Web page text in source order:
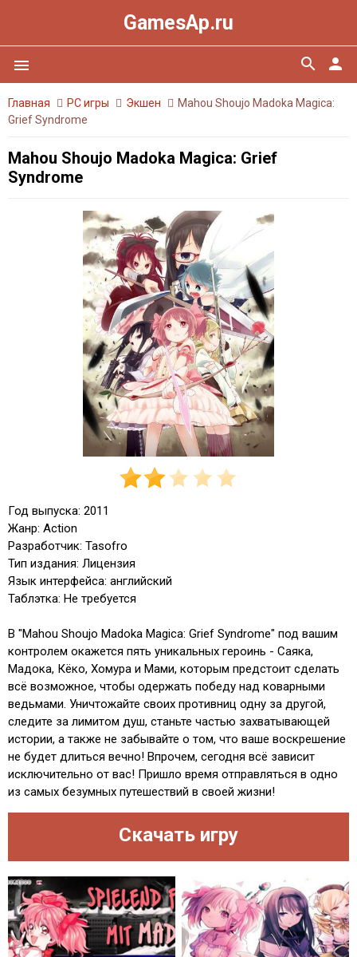
GamesAp.ru
menu person
search
Главная PC игры Экшен
Mahou Shoujo Madoka Magica:
Grief Syndrome
Mahou Shoujo Madoka Magica: Grief
Syndrome
Год выпуска: 2011
Жанр: Action
Разработчик: Tasofro
Тип издания: Лицензия
Язык интерфейса: английский
Таблэтка: Не требуется
В "Mahou Shoujo Madoka Magica: Grief Syndrome" под вашим
контролем окажется пять уникальных героинь - Саяка,
Мадока, Кёко, Хомура и Мами, которым предстоит сделать
всё возможное, чтобы одержать победу над коварными
ведьмами. Уничтожайте своих противниц одну за другой,
следите за лимитом душ, станьте частью захватывающей
истории, а также не забывайте о том, что ваше воскрешение
не будет длиться вечно! Впрочем, сегодня всё зависит
исключительно от вас! Пришло время отправляться в одно
из самых безумных путешествий в своей жизни!
Скачать игру